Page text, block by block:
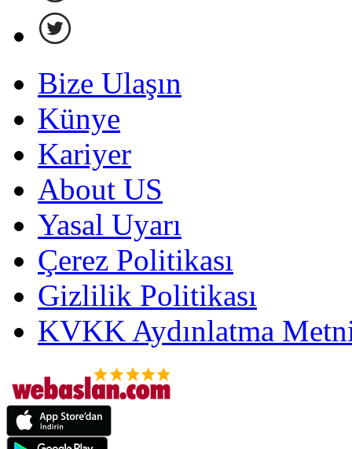
Bize Ulaşın
Künye
Kariyer
About US
Yasal Uyarı
Çerez Politikası
Gizlilik Politikası
KVKK Aydınlatma